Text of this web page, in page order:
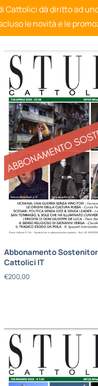
Cattolici dà diritto ad
le novità e le
Abbonamento
Cattolici IT
€200,00